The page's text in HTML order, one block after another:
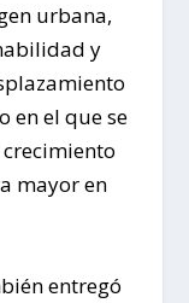
urbana,
y
en el que se
mayor en
entregó